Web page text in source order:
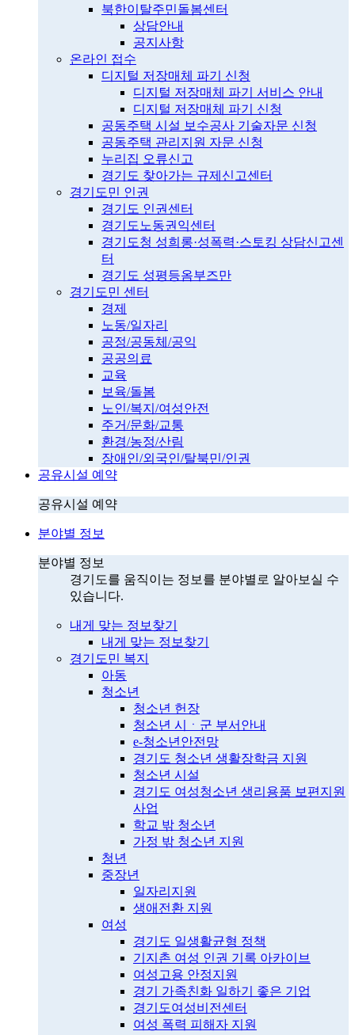
북한이탈주민돌봄센터
상담안내
공지사항
온라인 접수
디지털 저장매체 파기 신청
디지털 저장매체 파기 서비스 안내
디지털 저장매체 파기 신청
공동주택 시설 보수공사 기술자문 신청
공동주택 관리지원 자문 신청
누리집 오류신고
경기도 찾아가는 규제신고센터
경기도민 인권
경기도 인권센터
경기도노동권익센터
경기도청 성희롱·성폭력·스토킹 상담신고센
터
경기도 성평등옴부즈만
경기도민 센터
경제
노동/일자리
공정/공동체/공익
공공의료
교육
보육/돌봄
노인/복지/여성안전
주거/문화/교통
환경/농정/산림
장애인/외국인/탈북민/인권
공유시설 예약
공유시설 예약
분야별 정보
분야별 정보
경기도를 움직이는 정보를 분야별로 알아보실 수
있습니다.
내게 맞는 정보찾기
내게 맞는 정보찾기
경기도민 복지
아동
청소년
청소년 헌장
청소년 시ㆍ군 부서안내
e-청소년안전망
경기도 청소년 생활장학금 지원
청소년 시설
경기도 여성청소년 생리용품 보편지원
사업
학교 밖 청소년
가정 밖 청소년 지원
청년
중장년
일자리지원
생애전환 지원
여성
경기도 일생활균형 정책
기지촌 여성 인권 기록 아카이브
여성고용 안정지원
경기 가족친화 일하기 좋은 기업
경기도여성비전센터
여성 폭력 피해자 지원